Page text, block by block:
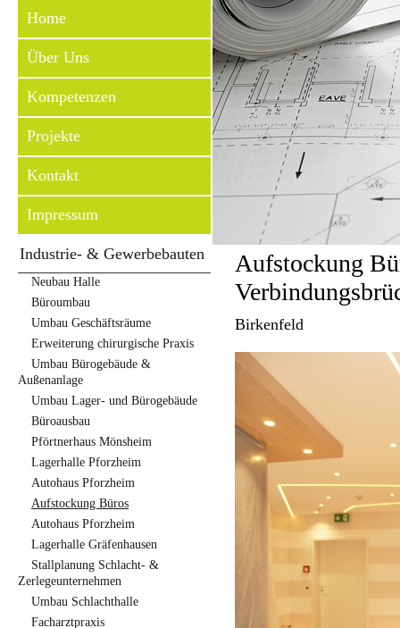
Home
Über Uns
Kompetenzen
Projekte
Kontakt
Impressum
Industrie- & Gewerbebauten
Neubau Halle
Büroumbau
Umbau Geschäftsräume
Erweiterung chirurgische Praxis
Umbau Bürogebäude &
Außenanlage
Umbau Lager- und Bürogebäude
Büroausbau
Pförtnerhaus Mönsheim
Lagerhalle Pforzheim
Autohaus Pforzheim
Aufstockung Büros
Autohaus Pforzheim
Lagerhalle Gräfenhausen
Stallplanung Schlacht- &
Zerlegeunternehmen
Umbau Schlachthalle
Facharztpraxis
Aufstockung
Birkenfeld